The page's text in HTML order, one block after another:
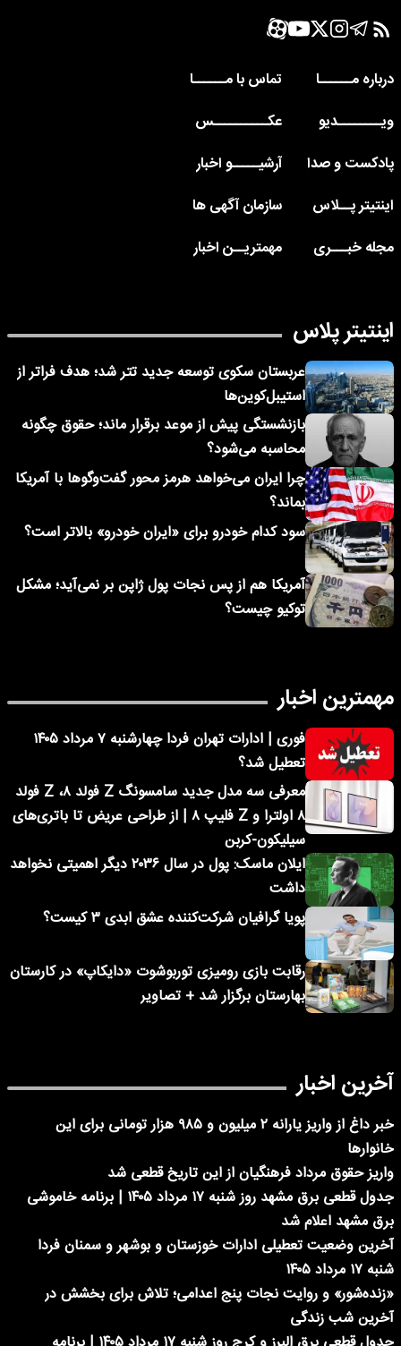
درباره مــــــا
تماس با مــــــا
ویــــــــدیو
عکــــــــــس
پادکست و صدا
آرشیـــــو اخبار
اینتیتر پــلاس
سازمان آگهی ها
مجله خبـــری
مهمتریــن اخبار
اینتیتر پلاس
عربستان سکوی توسعه جدید تتر شد؛ هدف فراتر از
استیبل‌کوین‌ها
بازنشستگی پیش از موعد برقرار ماند؛ حقوق چگونه
محاسبه می‌شود؟
چرا ایران می‌خواهد هرمز محور گفت‌وگوها با آمریکا
بماند؟
سود کدام خودرو برای «ایران خودرو» بالاتر است؟
آمریکا هم از پس نجات پول ژاپن بر نمی‌آید؛ مشکل
توکیو چیست؟
مهمترین اخبار
فوری | ادارات تهران فردا چهارشنبه ۷ مرداد ۱۴۰۵
تعطیل شد؟
معرفی سه مدل جدید سامسونگ Z فولد ۸، Z فولد
۸ اولترا و Z فلیپ ۸ | از طراحی عریض تا باتری‌های
سیلیکون-کربن
ایلان ماسک: پول در سال ۲۰۳۶ دیگر اهمیتی نخواهد
داشت
پویا گرافیان شرکت‌کننده عشق ابدی ۳ کیست؟
رقابت بازی رومیزی توربوشوت «دایکاپ» در کارستان
بهارستان برگزار شد + تصاویر
آخرین اخبار
خبر داغ از واریز یارانه ۲ میلیون و ۹۸۵ هزار تومانی برای این
خانوارها
واریز حقوق مرداد فرهنگیان از این تاریخ قطعی شد
جدول قطعی برق مشهد روز شنبه ۱۷ مرداد ۱۴۰۵ | برنامه خاموشی
برق مشهد اعلام شد
آخرین وضعیت تعطیلی ادارات خوزستان و بوشهر و سمنان فردا
شنبه ۱۷ مرداد ۱۴۰۵
«زنده‌شور» و روایت نجات پنج اعدامی؛ تلاش برای بخشش در
آخرین شب زندگی